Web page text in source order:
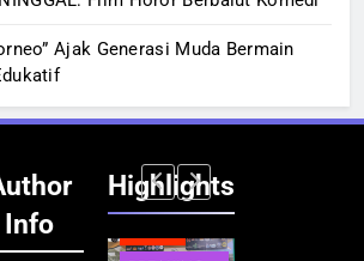
Ajak Generasi Muda Bermain
Info
Highlights